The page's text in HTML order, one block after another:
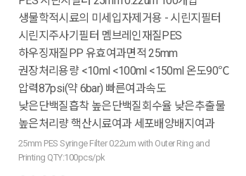
생물학적시료의 미세입자제거용 - 시린지필터
시린지주사기필터 멤브레인재질PES
하우징재질PP 유효여과면적 25mm
권장처리용량 <10ml <100ml <150ml 온도90℃
압력87psi(약 6bar) 빠른여과속도
낮은단백질흡착 높은단백질회수율 낮은추출물
높은처리량 핵산시료여과 세포배양배지여과
25mm PES Syringe Filter 0.22um with Outer Ring and
Printing QTY:100pcs/pk